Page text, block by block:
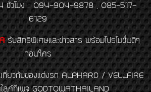
ชั่วโมง : 094-904-9878 , 085-517-
6129
รับสิทธิพิเศษและข่าวสาร พร้อมโปรโมชั่นดีๆ
ก่อนใคร
กี่ยวกับของแต่งรถ ALPHARD / VELLFIRE
ลค์ที่เพจ GODTOWATHAILAND